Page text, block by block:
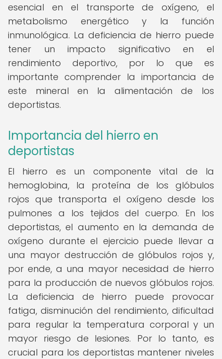
esencial en el transporte de oxígeno, el
metabolismo energético y la función
inmunológica. La deficiencia de hierro puede
tener un impacto significativo en el
rendimiento deportivo, por lo que es
importante comprender la importancia de
este mineral en la alimentación de los
deportistas.
Importancia del hierro en
deportistas
El hierro es un componente vital de la
hemoglobina, la proteína de los glóbulos
rojos que transporta el oxígeno desde los
pulmones a los tejidos del cuerpo. En los
deportistas, el aumento en la demanda de
oxígeno durante el ejercicio puede llevar a
una mayor destrucción de glóbulos rojos y,
por ende, a una mayor necesidad de hierro
para la producción de nuevos glóbulos rojos.
La deficiencia de hierro puede provocar
fatiga, disminución del rendimiento, dificultad
para regular la temperatura corporal y un
mayor riesgo de lesiones. Por lo tanto, es
crucial para los deportistas mantener niveles